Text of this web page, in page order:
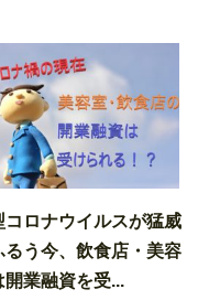
コロナウイルスが猛威
るう今、飲食店・美容
開業融資を受...